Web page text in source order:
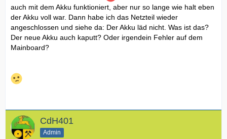
auch mit dem Akku funktioniert, aber nur so lange wie halt eben
der Akku voll war. Dann habe ich das Netzteil wieder
angeschlossen und siehe da: Der Akku läd nicht. Was ist das?
Der neue Akku auch kaputt? Oder irgendein Fehler auf dem
Mainboard?
CdH401
Admin